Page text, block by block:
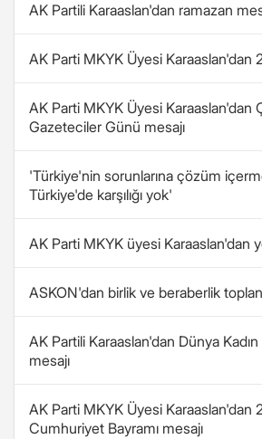
AK Partili Karaaslan'dan ramazan
AK Parti MKYK Üyesi Karaaslan'dan
AK Parti MKYK Üyesi Karaaslan'dan
Gazeteciler Günü mesajı
'Türkiye'nin sorunlarına çözüm
Türkiye'de karşılığı yok'
AK Parti MKYK üyesi Karaaslan'dan
ASKON'dan birlik ve beraberlik
AK Partili Karaaslan'dan Dünya Kadın
mesajı
AK Parti MKYK Üyesi Karaaslan'dan
Cumhuriyet Bayramı mesajı